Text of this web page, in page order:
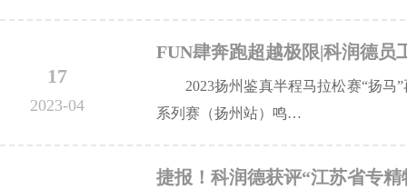
17
2023-04
FUN肆奔跑超越极限|科润德员
2023扬州鉴真半程马拉松赛“扬马
系列赛（扬州站）鸣…
捷报！科润德获评“江苏省专